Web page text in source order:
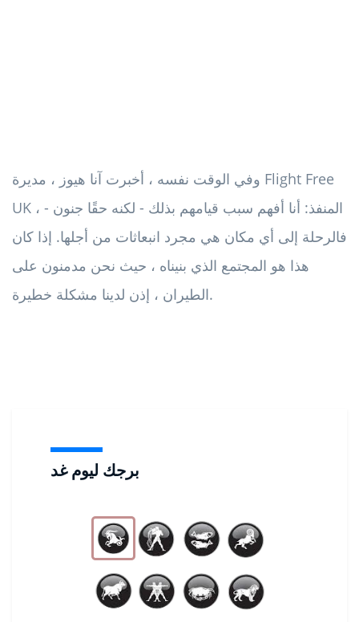
برجك ليوم غد
وفي الوقت نفسه ، أخبرت آنا هيوز ، مديرة Flight Free
UK ، المنفذ: أنا أفهم سبب قيامهم بذلك - لكنه حقًا جنون -
فالرحلة إلى أي مكان هي مجرد انبعاثات من أجلها. إذا كان
هذا هو المجتمع الذي بنيناه ، حيث نحن مدمنون على
الطيران ، إذن لدينا مشكلة خطيرة.